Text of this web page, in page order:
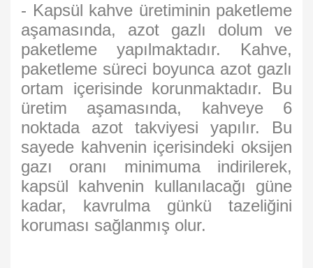
- Kapsül kahve üretiminin paketleme
aşamasında, azot gazlı dolum ve
paketleme yapılmaktadır. Kahve,
paketleme süreci boyunca azot gazlı
ortam içerisinde korunmaktadır. Bu
üretim aşamasında, kahveye 6
noktada azot takviyesi yapılır. Bu
sayede kahvenin içerisindeki oksijen
gazı oranı minimuma indirilerek,
kapsül kahvenin kullanılacağı güne
kadar, kavrulma günkü tazeliğini
koruması sağlanmış olur.